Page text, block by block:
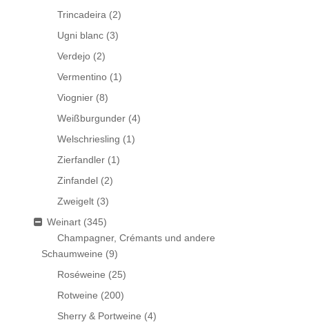
Trincadeira (2)
Ugni blanc (3)
Verdejo (2)
Vermentino (1)
Viognier (8)
Weißburgunder (4)
Welschriesling (1)
Zierfandler (1)
Zinfandel (2)
Zweigelt (3)
Weinart (345)
Champagner, Crémants und andere
Schaumweine (9)
Roséweine (25)
Rotweine (200)
Sherry & Portweine (4)